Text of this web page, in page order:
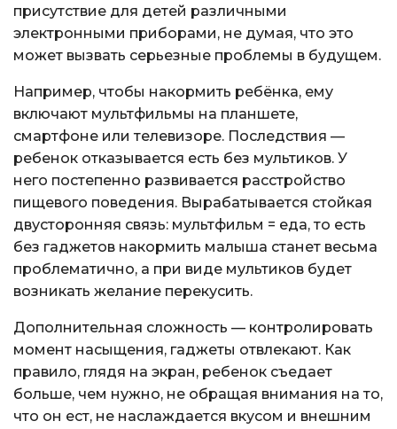
присутствие для детей различными
электронными приборами, не думая, что это
может вызвать серьезные проблемы в будущем.
Например, чтобы накормить ребёнка, ему
включают мультфильмы на планшете,
смартфоне или телевизоре. Последствия —
ребенок отказывается есть без мультиков. У
него постепенно развивается расстройство
пищевого поведения. Вырабатывается стойкая
двусторонняя связь: мультфильм = еда, то есть
без гаджетов накормить малыша станет весьма
проблематично, а при виде мультиков будет
возникать желание перекусить.
Дополнительная сложность — контролировать
момент насыщения, гаджеты отвлекают. Как
правило, глядя на экран, ребенок съедает
больше, чем нужно, не обращая внимания на то,
что он ест, не наслаждается вкусом и внешним